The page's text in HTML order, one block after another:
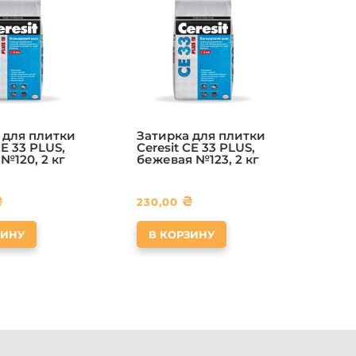
плитки
33 PLUS,
2 кг
Затирка для плитки
Ceresit CE 33 PLUS,
бежевая №123, 2 кг
230,00 ₴
В КОРЗИНУ